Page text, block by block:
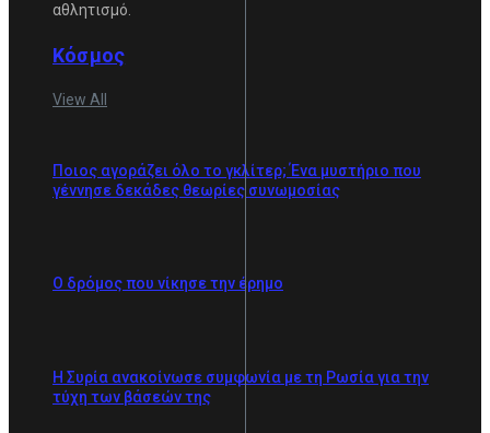
αθλητισμό.
Κόσμος
View All
Ποιος αγοράζει όλο το γκλίτερ; Ένα μυστήριο που
γέννησε δεκάδες θεωρίες συνωμοσίας
Ο δρόμος που νίκησε την έρημο
Η Συρία ανακοίνωσε συμφωνία με τη Ρωσία για την
τύχη των βάσεών της